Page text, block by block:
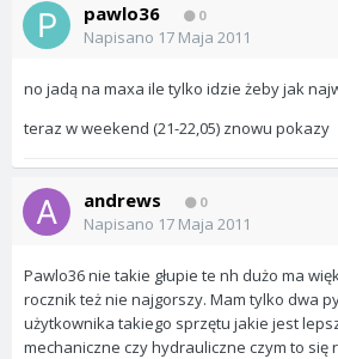
pawlo36 0
Napisano 17 Maja 2011
no jadą na maxa ile tylko idzie żeby jak
teraz w weekend (21-22,05) znowu pokazy
andrews 0
Napisano 17 Maja 2011
Pawlo36 nie takie głupie te nh dużo ma
rocznik też nie najgorszy. Mam tylko dwa
użytkownika takiego sprzętu jakie jest
mechaniczne czy hydrauliczne czym to się